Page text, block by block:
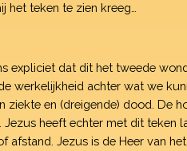
het teken te zien kreeg…
expliciet dat dit het tweede
werkelijkheid achter wat we
ziekte en (dreigende) dood. De
Jezus heeft echter met dit teken
afstand. Jezus is de Heer van